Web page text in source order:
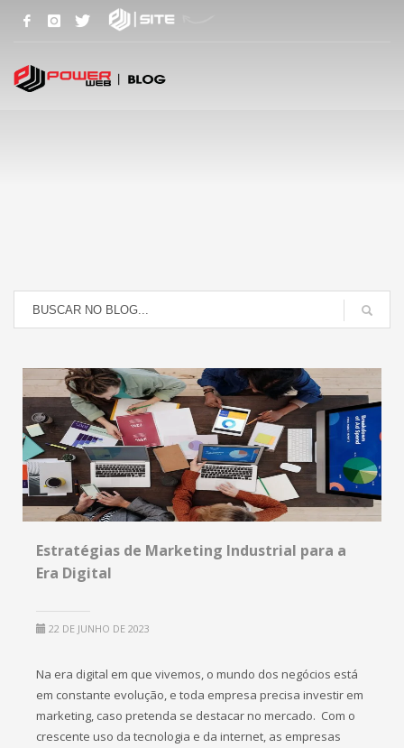
Estratégias de Marketing Industrial para a
Era Digital
22 DE JUNHO DE 2023
Na era digital em que vivemos, o mundo dos negócios está
em constante evolução, e toda empresa precisa investir em
marketing, caso pretenda se destacar no mercado. Com o
crescente uso da tecnologia e da internet, as empresas